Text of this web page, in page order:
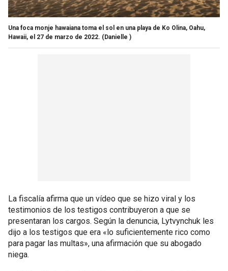
Una foca monje hawaiana toma el sol en una playa de Ko Olina, Oahu,
Hawaii, el 27 de marzo de 2022. (Danielle )
La fiscalía afirma que un vídeo que se hizo viral y los
testimonios de los testigos contribuyeron a que se
presentaran los cargos. Según la denuncia, Lytvynchuk les
dijo a los testigos que era «lo suficientemente rico como
para pagar las multas», una afirmación que su abogado
niega.